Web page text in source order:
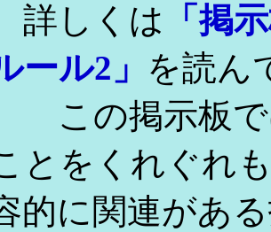
詳しくは
「掲
ール2」 を読ん
この掲示板で
とをくれぐれ
的に関連があ